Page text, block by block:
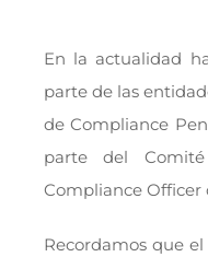
En la actualidad
parte de las
de Compliance
parte del
Compliance Officer
Recordamos que el